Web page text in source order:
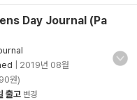
Day Journal (Pa
2019년 08월
원)
출고 변경